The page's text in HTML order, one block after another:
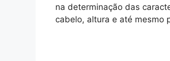
na determinação das
cabelo, altura e até mesmo